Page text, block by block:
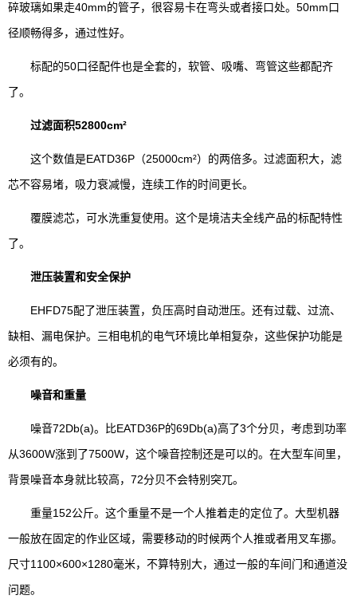
碎玻璃如果走40mm的管子，很容易卡在弯头或者接口处。50mm口
径顺畅得多，通过性好。
标配的50口径配件也是全套的，软管、吸嘴、弯管这些都配齐
了。
过滤面积52800cm²
这个数值是EATD36P（25000cm²）的两倍多。过滤面积大，滤
芯不容易堵，吸力衰减慢，连续工作的时间更长。
覆膜滤芯，可水洗重复使用。这个是境洁夫全线产品的标配特性
了。
泄压装置和安全保护
EHFD75配了泄压装置，负压高时自动泄压。还有过载、过流、
缺相、漏电保护。三相电机的电气环境比单相复杂，这些保护功能是
必须有的。
噪音和重量
噪音72Db(a)。比EATD36P的69Db(a)高了3个分贝，考虑到功率
从3600W涨到了7500W，这个噪音控制还是可以的。在大型车间里，
背景噪音本身就比较高，72分贝不会特别突兀。
重量152公斤。这个重量不是一个人推着走的定位了。大型机器
一般放在固定的作业区域，需要移动的时候两个人推或者用叉车挪。
尺寸1100×600×1280毫米，不算特别大，通过一般的车间门和通道没
问题。